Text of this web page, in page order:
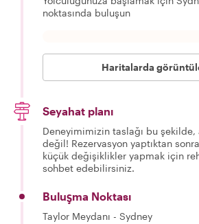
noktasında buluşun
Haritalarda
Seyahat planı
Deneyimimizin taslağı bu
değil! Rezervasyon yaptıktan
küçük değişiklikler yapmak için
sohbet edebilirsiniz.
Buluşma Noktası
Taylor Meydanı - Sydney